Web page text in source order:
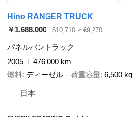
Hino RANGER TRUCK
￥1,688,000
$10,710 ≈ €9,270
パネルバントラック
2005
476,000 km
燃料 ディーゼル 荷重容量 6,500 kg
日本